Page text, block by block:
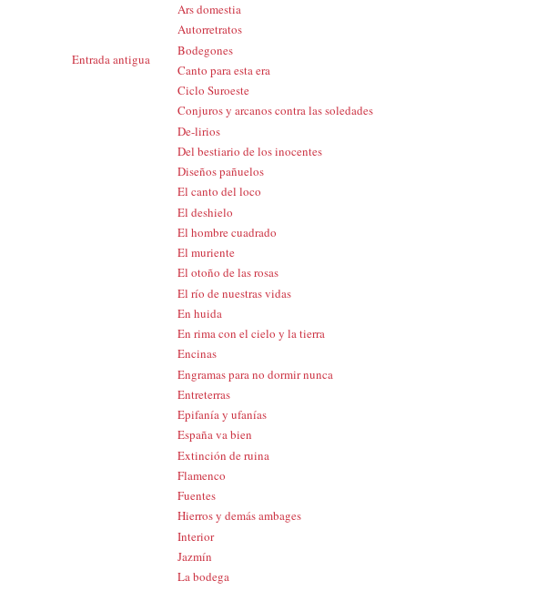
Entrada antigua
Ars domestia
Autorretratos
Bodegones
Canto para esta era
Ciclo Suroeste
Conjuros y arcanos contra las soledades
De-lirios
Del bestiario de los inocentes
Diseños pañuelos
El canto del loco
El deshielo
El hombre cuadrado
El muriente
El otoño de las rosas
El río de nuestras vidas
En huida
En rima con el cielo y la tierra
Encinas
Engramas para no dormir nunca
Entreterras
Epifanía y ufanías
España va bien
Extinción de ruina
Flamenco
Fuentes
Hierros y demás ambages
Interior
Jazmín
La bodega